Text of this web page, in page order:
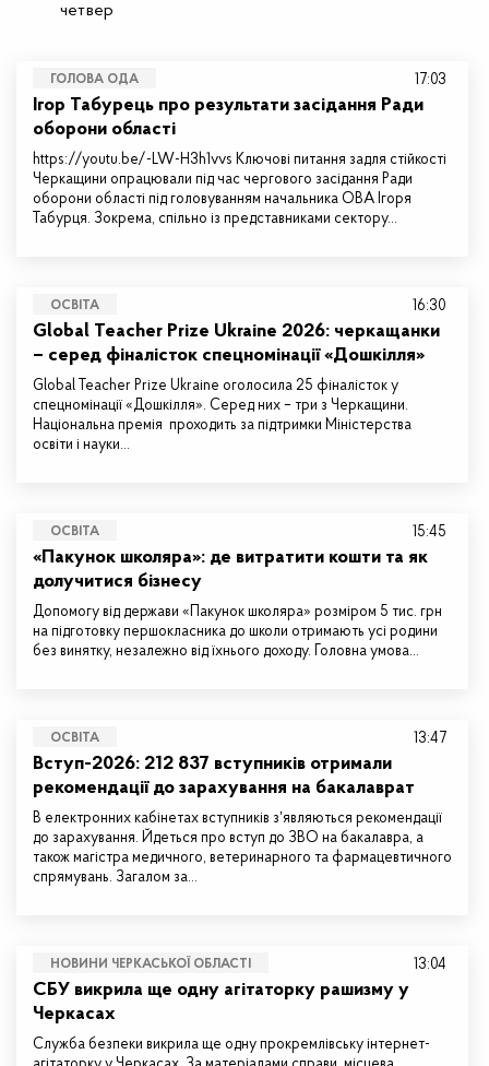
четвер
ГОЛОВА ОДА
Ігор Табурець про результати засідання Ради
оборони області
https://youtu.be/-LW-H3h1vvs Ключові питання задля стійкості
Черкащини опрацювали під час чергового засідання Ради
оборони області під головуванням начальника ОВА Ігоря
Табурця. Зокрема, спільно із представниками сектору…
17:03
ОСВІТА
Global Teacher Prize Ukraine 2026: черкащанки
– серед фіналісток спецномінації «Дошкілля»
Global Teacher Prize Ukraine оголосила 25 фіналісток у
спецномінації «Дошкілля». Серед них – три з Черкащини.
Національна премія проходить за підтримки Міністерства
освіти і науки…
16:30
ОСВІТА
«Пакунок школяра»: де витратити кошти та як
долучитися бізнесу
Допомогу від держави «Пакунок школяра» розміром 5 тис. грн
на підготовку першокласника до школи отримають усі родини
без винятку, незалежно від їхнього доходу. Головна умова…
15:45
ОСВІТА
Вступ-2026: 212 837 вступників отримали
рекомендації до зарахування на бакалаврат
В електронних кабінетах вступників зʼявляються рекомендації
до зарахування. Йдеться про вступ до ЗВО на бакалавра, а
також магістра медичного, ветеринарного та фармацевтичного
спрямувань. Загалом за…
13:47
НОВИНИ ЧЕРКАСЬКОЇ ОБЛАСТІ
СБУ викрила ще одну агітаторку рашизму у
Черкасах
Служба безпеки викрила ще одну прокремлівську інтернет-
13:04